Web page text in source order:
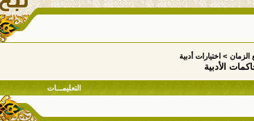
الزمان > اختيارات أدبية
الأدبية
التعليمـــات